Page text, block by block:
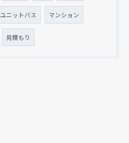
ユニットバス マンション
見積もり